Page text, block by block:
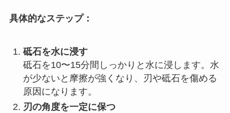
具体的なステップ：
砥石を水に浸す
砥石を10〜15分間しっかりと水に浸します。水
が少ないと摩擦が強くなり、刃や砥石を傷める
原因になります。
刃の角度を一定に保つ